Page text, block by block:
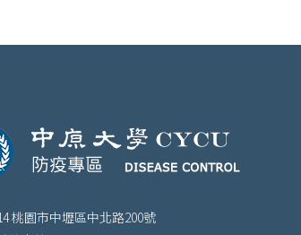
桃園市中壢區中北路200號